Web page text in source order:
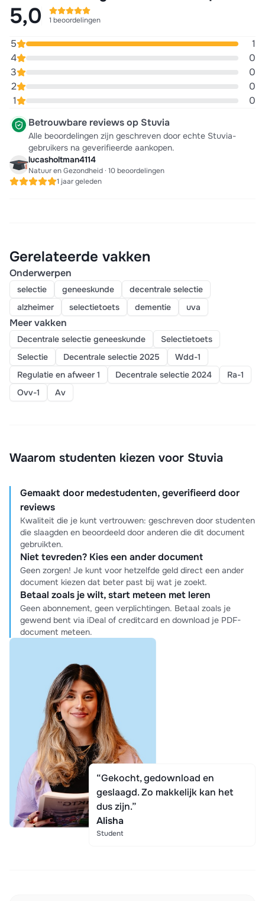
lucasholtman4114
Natuur en Gezondheid · 10 beoordelingen
1 jaar geleden
5,0 1 beoordelingen
5
1
4
0
3
0
2
0
1
0
Betrouwbare reviews op Stuvia
Alle beoordelingen zijn geschreven door echte Stuvia-
gebruikers na geverifieerde aankopen.
Gerelateerde vakken
Onderwerpen
selectie geneeskunde
decentrale selectie
alzheimer
selectietoets dementie uva
Meer vakken
Decentrale selectie geneeskunde
Selectietoets
Selectie
Decentrale selectie 2025
Wdd-1
Regulatie en afweer 1
Decentrale selectie 2024
Ra-1
Ovv-1
Av
Waarom studenten kiezen voor Stuvia
Gemaakt door medestudenten, geverifieerd door
reviews
Kwaliteit die je kunt vertrouwen: geschreven door studenten
die slaagden en beoordeeld door anderen die dit document
gebruikten.
Niet tevreden? Kies een ander document
Geen zorgen! Je kunt voor hetzelfde geld direct een ander
document kiezen dat beter past bij wat je zoekt.
Betaal zoals je wilt, start meteen met leren
Geen abonnement, geen verplichtingen. Betaal zoals je
gewend bent via iDeal of creditcard en download je PDF-
document meteen.
“Gekocht, gedownload en
geslaagd. Zo makkelijk kan het
dus zijn.”
Alisha
Student